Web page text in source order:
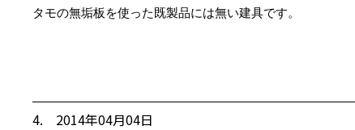
タモの無垢板を使った既製品には無い建具です。
4. 2014年04月04日